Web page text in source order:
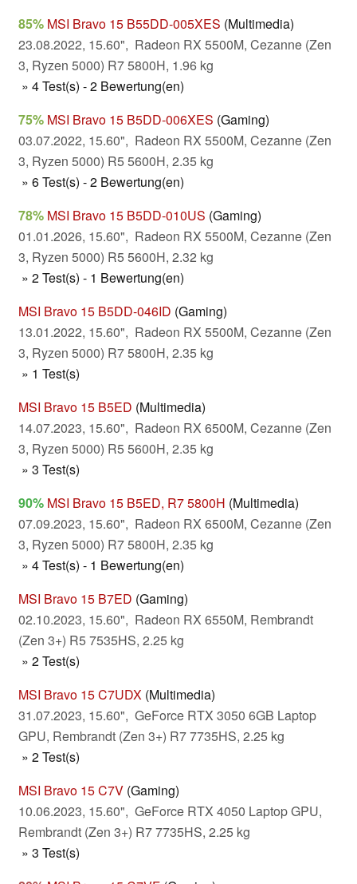
85% MSI Bravo 15 B55DD-005XES (Multimedia)
23.08.2022, 15.60", Radeon RX 5500M, Cezanne (Zen
3, Ryzen 5000) R7 5800H, 1.96 kg
» 4 Test(s) - 2 Bewertung(en)
75% MSI Bravo 15 B5DD-006XES (Gaming)
03.07.2022, 15.60", Radeon RX 5500M, Cezanne (Zen
3, Ryzen 5000) R5 5600H, 2.35 kg
» 6 Test(s) - 2 Bewertung(en)
78% MSI Bravo 15 B5DD-010US (Gaming)
01.01.2026, 15.60", Radeon RX 5500M, Cezanne (Zen
3, Ryzen 5000) R5 5600H, 2.32 kg
» 2 Test(s) - 1 Bewertung(en)
MSI Bravo 15 B5DD-046ID (Gaming)
13.01.2022, 15.60", Radeon RX 5500M, Cezanne (Zen
3, Ryzen 5000) R7 5800H, 2.35 kg
» 1 Test(s)
MSI Bravo 15 B5ED (Multimedia)
14.07.2023, 15.60", Radeon RX 6500M, Cezanne (Zen
3, Ryzen 5000) R5 5600H, 2.35 kg
» 3 Test(s)
90% MSI Bravo 15 B5ED, R7 5800H (Multimedia)
07.09.2023, 15.60", Radeon RX 6500M, Cezanne (Zen
3, Ryzen 5000) R7 5800H, 2.35 kg
» 4 Test(s) - 1 Bewertung(en)
MSI Bravo 15 B7ED (Gaming)
02.10.2023, 15.60", Radeon RX 6550M, Rembrandt
(Zen 3+) R5 7535HS, 2.25 kg
» 2 Test(s)
MSI Bravo 15 C7UDX (Multimedia)
31.07.2023, 15.60", GeForce RTX 3050 6GB Laptop
GPU, Rembrandt (Zen 3+) R7 7735HS, 2.25 kg
» 2 Test(s)
MSI Bravo 15 C7V (Gaming)
10.06.2023, 15.60", GeForce RTX 4050 Laptop GPU,
Rembrandt (Zen 3+) R7 7735HS, 2.25 kg
» 3 Test(s)